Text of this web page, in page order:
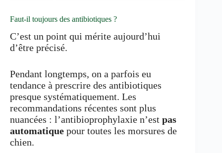
Faut-il toujours des antibiotiques ?
C’est un point qui mérite aujourd’hui
d’être précisé.
Pendant longtemps, on a parfois eu
tendance à prescrire des antibiotiques
presque systématiquement. Les
recommandations récentes sont plus
nuancées : l’antibioprophylaxie n’est pas
automatique pour toutes les morsures de
chien.